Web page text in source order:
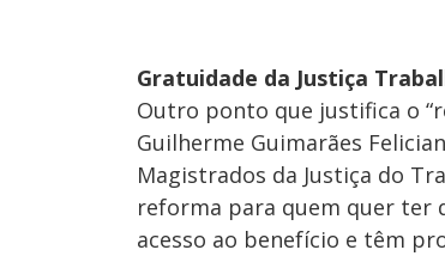
Gratuidade da Justiça
Outro ponto que justifica o
Guilherme Guimarães
Magistrados da Justiça do
reforma para quem quer ter
acesso ao benefício e têm